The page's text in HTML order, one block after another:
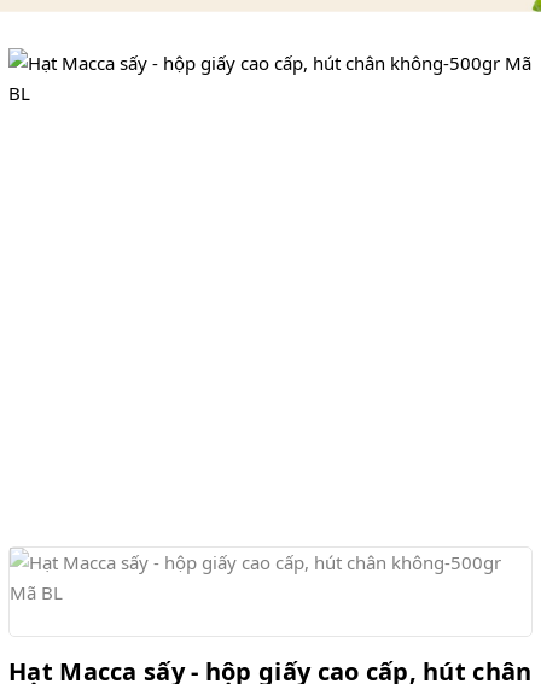
Hạt Macca sấy - hộp giấy cao cấp, hút chân